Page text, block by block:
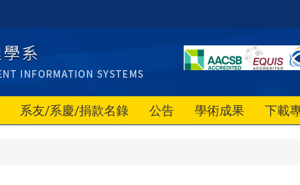
系友/系慶/捐款名錄 公告 學術成果 下載